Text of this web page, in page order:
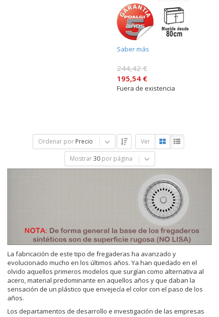
Saber más
244,42 €
195,54 €
Fuera de existencia
Ordenar por Precio Ver
Mostrar 30 por página
La fabricación de este tipo de fregaderas ha avanzado y
evolucionado mucho en los últimos años. Ya han quedado en el
olvido aquellos primeros modelos que surgían como alternativa al
acero, material predominante en aquellos años y que daban la
sensación de un plástico que envejecía el color con el paso de los
años.
Los departamentos de desarrollo e investigación de las empresas